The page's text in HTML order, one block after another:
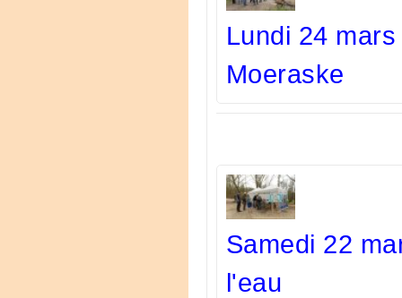
Lundi 24
Moeraske
Samedi 22
l'eau